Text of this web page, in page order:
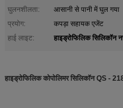
घुलनशीलता:
आसानी से पानी में घुल गया
प्रयोग:
कपड़ा सहायक एजेंट
हाई लाइट:
हाइड्रोफिलिक सिलिकॉन
हाइड्रोफिलिक कोपोलिमर सिलिकॉन QS -